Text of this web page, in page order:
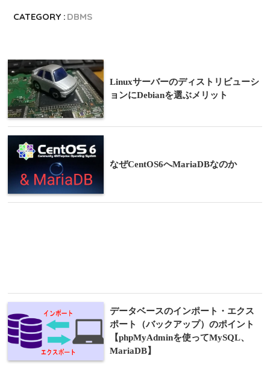
CATEGORY : DBMS
Linuxサーバーのディストリビューシ
ョンにDebianを選ぶメリット
なぜCentOS6へMariaDBなのか
データベースのインポート・エクス
ポート（バックアップ）のポイント
【phpMyAdminを使ってMySQL、
MariaDB】